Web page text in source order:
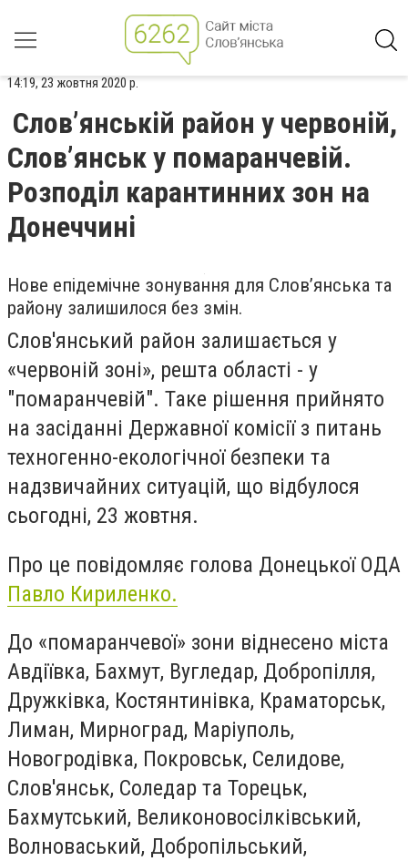
14:19, 23 жовтня 2020 р.
Слов’янській район у червоній,
Слов’янськ у помаранчевій.
Розподіл карантинних зон на
Донеччині
Нове епідемічне зонування для Слов’янська та
району залишилося без змін.
Слов'янський район залишається у
«червоній зоні», решта області - у
"помаранчевій". Таке рішення прийнято
на засіданні Державної комісії з питань
техногенно-екологічної безпеки та
надзвичайних ситуацій, що відбулося
сьогодні, 23 жовтня.
Про це повідомляє голова Донецької ОДА
Павло Кириленко.
До «помаранчевої» зони віднесено міста
Авдіївка, Бахмут, Вугледар, Добропілля,
Дружківка, Костянтинівка, Краматорськ,
Лиман, Мирноград, Маріуполь,
Новогродівка, Покровськ, Селидове,
Слов'янськ, Соледар та Торецьк,
Бахмутський, Великоновосілківський,
Волноваський, Добропільський,